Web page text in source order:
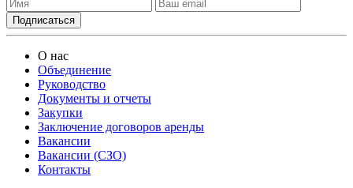
О нас
Объединение
Руководство
Документы и отчеты
Закупки
Заключение договоров аренды
Вакансии
Вакансии (СЗО)
Контакты